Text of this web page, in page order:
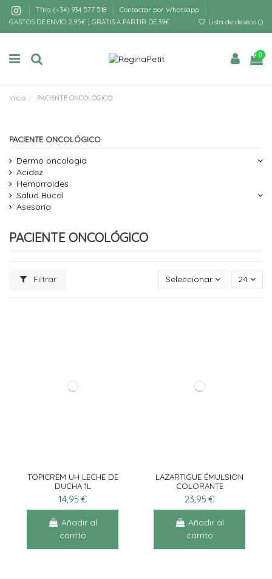
Tfno: (+34) 934 577 518
Contactar por Whatsapp
GASTOS DE ENVÍO 2,95€ | GRATIS A PARTIR DE 39€
Lista de deseos ()
0
Inicio PACIENTE ONCOLÓGICO
PACIENTE ONCOLÓGICO
Filtrar Seleccionar 24
TOPICREM UH LECHE DE
DUCHA 1L
14,95 €
Añadir al
carrito
LAZARTIGUE ÉMULSION
COLORANTE
23,95 €
Añadir al
carrito
PACIENTE ONCOLÓGICO
Dermo oncologia
Acidez
Hemorroides
Salud Bucal
Asesoría